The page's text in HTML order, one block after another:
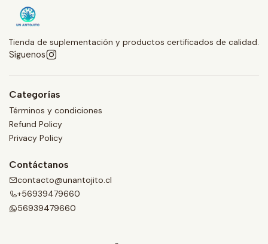
Tienda de suplementación y productos certificados de calidad.
Síguenos
Categorías
Términos y condiciones
Refund Policy
Privacy Policy
Contáctanos
contacto@unantojito.cl
+56939479660
56939479660